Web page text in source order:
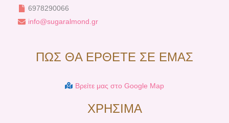
6978290066
info@sugaralmond.gr
ΠΩΣ ΘΑ ΕΡΘΕΤΕ ΣΕ ΕΜΑΣ
Βρείτε μας στο Google Map
ΧΡΗΣΙΜΑ